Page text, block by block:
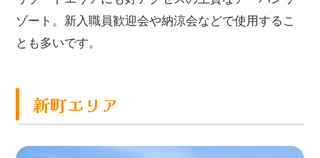
ゾート。新入職員歓迎会や納涼会などで使用するこ
とも多いです。
新町エリア